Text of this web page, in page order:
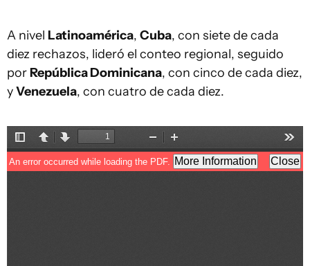
A nivel Latinoamérica, Cuba, con siete de cada
diez rechazos, lideró el conteo regional, seguido
porRepública Dominicana, con cinco de cada diez,
yVenezuela, con cuatro de cada diez.